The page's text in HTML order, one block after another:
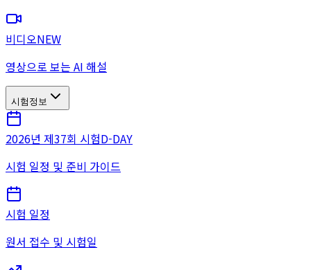
비디오NEW
영상으로 보는 AI 해설
시험정보
2026년 제37회 시험D-DAY
시험 일정 및 준비 가이드
시험 일정
원서 접수 및 시험일